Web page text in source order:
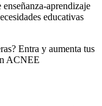
aprendizaje
educativas
Entra y aumenta tus
ACNEE